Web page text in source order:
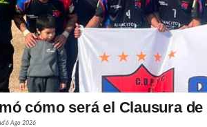
cómo será el Clausura
6 Ago 2026